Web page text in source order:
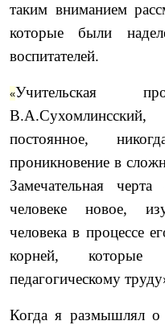
таким вниманием
которые были
воспитателей.
«Учительская
постоянное,
проникновение в
Замечательная
человеке новое,
человека в процессе
корней,
педагогическому
Когда я размышлял о